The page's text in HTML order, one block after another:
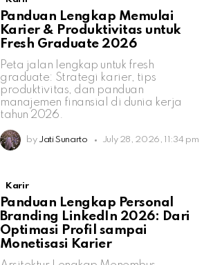
Panduan Lengkap Memulai
Karier & Produktivitas untuk
Fresh Graduate 2026
Peta jalan lengkap untuk fresh
graduate: Strategi karier, tips
produktivitas, dan panduan
manajemen finansial di dunia kerja
tahun 2026.
by Jati Sunarto July 28, 2026, 11:34 pm
Karir
Panduan Lengkap Personal
Branding LinkedIn 2026: Dari
Optimasi Profil sampai
Monetisasi Karier